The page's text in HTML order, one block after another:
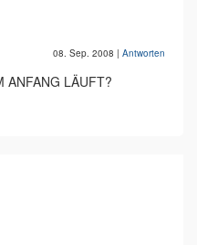
08. Sep. 2008 | Antworten
ANFANG LÄUFT?